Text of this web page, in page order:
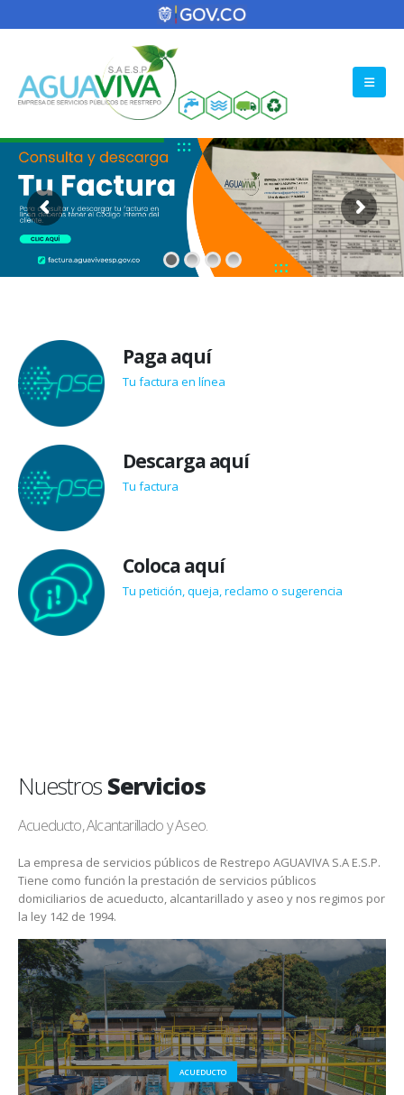
Paga aquí
Tu factura en línea
Descarga aquí
Tu factura
Coloca aquí
Tu petición, queja, reclamo o sugerencia
Nuestros Servicios
Acueducto, Alcantarillado y Aseo.
La empresa de servicios públicos de Restrepo AGUAVIVA S.A E.S.P.
Tiene como función la prestación de servicios públicos
domiciliarios de acueducto, alcantarillado y aseo y nos regimos por
la ley 142 de 1994.
ACUEDUCTO